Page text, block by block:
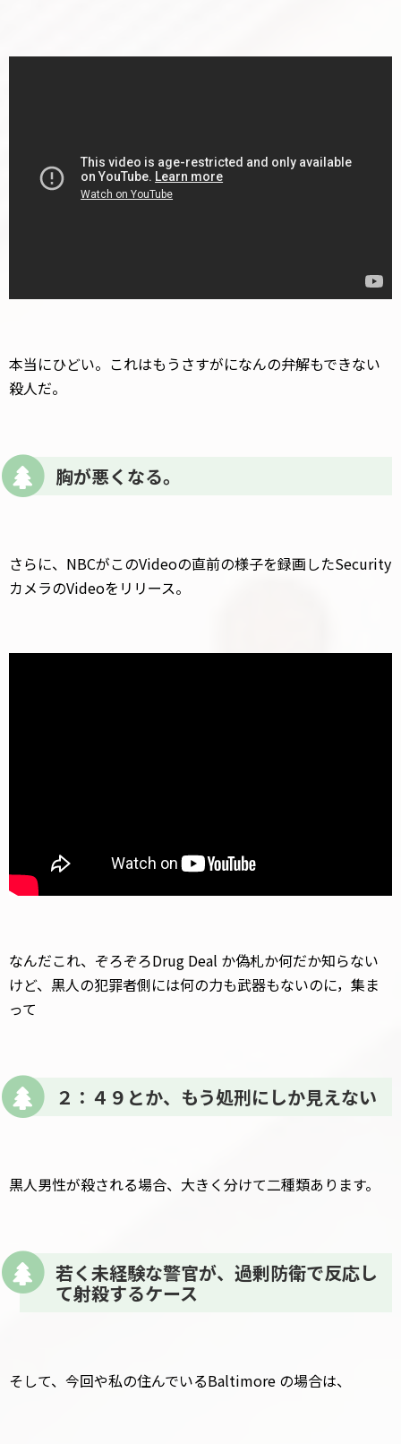
本当にひどい。これはもうさすがになんの弁解もできない
殺人だ。
胸が悪くなる。
さらに、NBCがこのVideoの直前の様子を録画したSecurity
カメラのVideoをリリース。
なんだこれ、ぞろぞろDrug Deal か偽札か何だか知らない
けど、黒人の犯罪者側には何の力も武器もないのに，集ま
って
２：４９とか、もう処刑にしか見えない
黒人男性が殺される場合、大きく分けて二種類あります。
若く未経験な警官が、過剰防衛で反応し
て射殺するケース
そして、今回や私の住んでいるBaltimore の場合は、